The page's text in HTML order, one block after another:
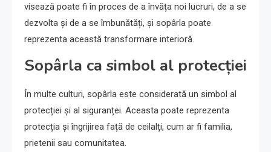
visează poate fi în proces de a învăța noi lucruri, de a se
dezvolta și de a se îmbunătăți, și sopârla poate
reprezenta această transformare interioră.
Sopârla ca simbol al protecției
În multe culturi, sopârla este considerată un simbol al
protecției și al siguranței. Aceasta poate reprezenta
protecția și îngrijirea față de ceilalți, cum ar fi familia,
prietenii sau comunitatea.